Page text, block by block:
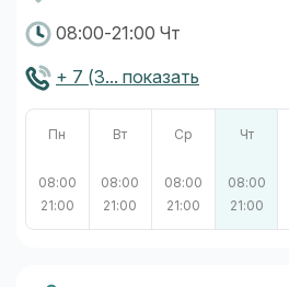
08:00-21:00 Чт
+ 7 (3... показать
Пн
08:00
21:00
Вт
08:00
21:00
Ср
08:00
21:00
Чт
08:00
21:00